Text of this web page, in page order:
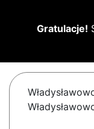
Gratulacje!